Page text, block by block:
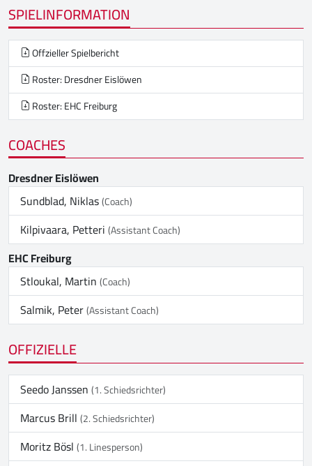
SPIELINFORMATION
Offzieller Spielbericht
Roster: Dresdner Eislöwen
Roster: EHC Freiburg
COACHES
Dresdner Eislöwen
Sundblad, Niklas(Coach)
Kilpivaara, Petteri(Assistant Coach)
EHC Freiburg
Stloukal, Martin(Coach)
Salmik, Peter(Assistant Coach)
OFFIZIELLE
Seedo Janssen(1. Schiedsrichter)
Marcus Brill(2. Schiedsrichter)
Moritz Bösl(1. Linesperson)